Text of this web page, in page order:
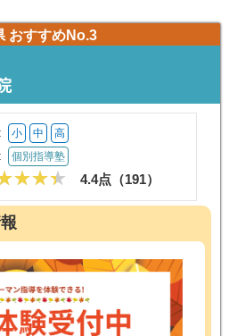
おすすめNo.3
小 中 高
個別指導塾
4.4点（191）